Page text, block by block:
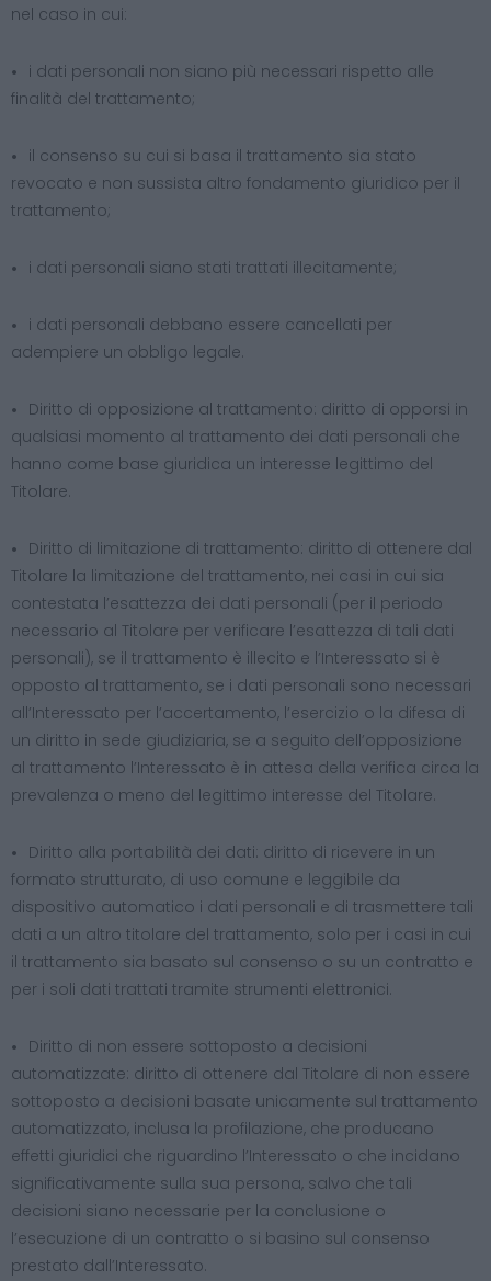
nel caso in cui:
i dati personali non siano più necessari rispetto alle
finalità del trattamento;
il consenso su cui si basa il trattamento sia stato
revocato e non sussista altro fondamento giuridico per il
trattamento;
i dati personali siano stati trattati illecitamente;
i dati personali debbano essere cancellati per
adempiere un obbligo legale.
Diritto di opposizione al trattamento: diritto di opporsi in
qualsiasi momento al trattamento dei dati personali che
hanno come base giuridica un interesse legittimo del
Titolare.
Diritto di limitazione di trattamento: diritto di ottenere dal
Titolare la limitazione del trattamento, nei casi in cui sia
contestata l’esattezza dei dati personali (per il periodo
necessario al Titolare per verificare l’esattezza di tali dati
personali), se il trattamento è illecito e l’Interessato si è
opposto al trattamento, se i dati personali sono necessari
all’Interessato per l’accertamento, l’esercizio o la difesa di
un diritto in sede giudiziaria, se a seguito dell’opposizione
al trattamento l’Interessato è in attesa della verifica circa la
prevalenza o meno del legittimo interesse del Titolare.
Diritto alla portabilità dei dati: diritto di ricevere in un
formato strutturato, di uso comune e leggibile da
dispositivo automatico i dati personali e di trasmettere tali
dati a un altro titolare del trattamento, solo per i casi in cui
il trattamento sia basato sul consenso o su un contratto e
per i soli dati trattati tramite strumenti elettronici.
Diritto di non essere sottoposto a decisioni
automatizzate: diritto di ottenere dal Titolare di non essere
sottoposto a decisioni basate unicamente sul trattamento
automatizzato, inclusa la profilazione, che producano
effetti giuridici che riguardino l’Interessato o che incidano
significativamente sulla sua persona, salvo che tali
decisioni siano necessarie per la conclusione o
l’esecuzione di un contratto o si basino sul consenso
prestato dall’Interessato.